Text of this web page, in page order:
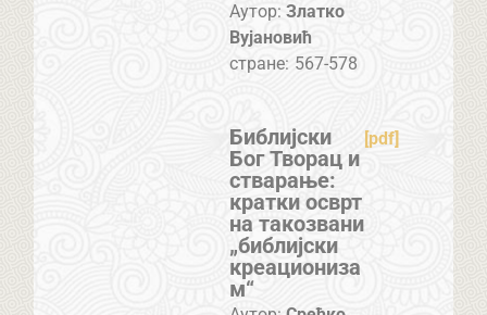
Аутор: Златко
Вујановић
стране: 567-578
Библијски
Бог Творац и
стварање:
кратки осврт
на такозвани
„библијски
креациониза
м“
[pdf]